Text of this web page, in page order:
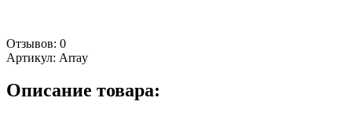
Отзывов: 0
Артикул: Array
Описание товара: